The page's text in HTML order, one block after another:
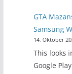
GTA
Samsung
14. Oktober
This looks
Google